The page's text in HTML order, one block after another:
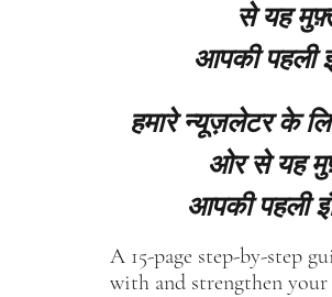
से यह
आपकी पहली
हमारे न्यूज़लेटर के
ओर से यह
आपकी पहली
A 15-page step-by-step
with and strengthen